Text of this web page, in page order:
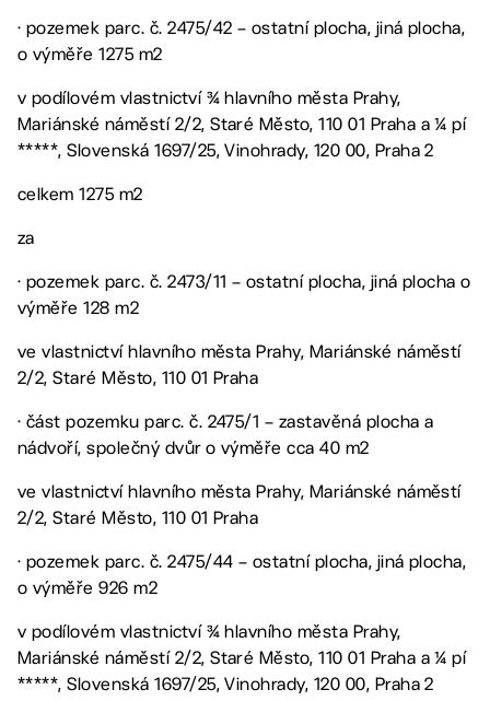
· pozemek parc. č. 2475/42 – ostatní plocha, jiná plocha,
o výměře 1275 m2
v podílovém vlastnictví ¾ hlavního města Prahy,
Mariánské náměstí 2/2, Staré Město, 110 01 Praha a ¼ pí
*****, Slovenská 1697/25, Vinohrady, 120 00, Praha 2
celkem 1275 m2
za
· pozemek parc. č. 2473/11 – ostatní plocha, jiná plocha o
výměře 128 m2
ve vlastnictví hlavního města Prahy, Mariánské náměstí
2/2, Staré Město, 110 01 Praha
· část pozemku parc. č. 2475/1 – zastavěná plocha a
nádvoří, společný dvůr o výměře cca 40 m2
ve vlastnictví hlavního města Prahy, Mariánské náměstí
2/2, Staré Město, 110 01 Praha
· pozemek parc. č. 2475/44 – ostatní plocha, jiná plocha,
o výměře 926 m2
v podílovém vlastnictví ¾ hlavního města Prahy,
Mariánské náměstí 2/2, Staré Město, 110 01 Praha a ¼ pí
*****, Slovenská 1697/25, Vinohrady, 120 00, Praha 2